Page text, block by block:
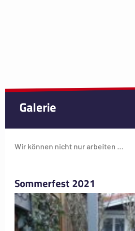
Galerie
Wir können nicht nur arbeiten …
Sommerfest 2021